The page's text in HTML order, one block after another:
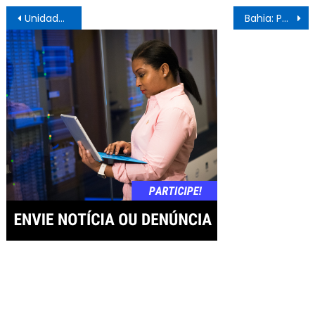
Navegação
de
Post
Unidade Móvel Odontológica de Juazeiro disponibiliza cronograma de atendimento de 24 a 27 de outubro Bahia: Policial militar é baleado em posto de combustível de Salvador